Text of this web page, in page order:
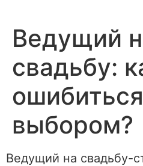
содержимому
Ведущий
свадьбу:
выбором?
Ведущий на свадьбу-